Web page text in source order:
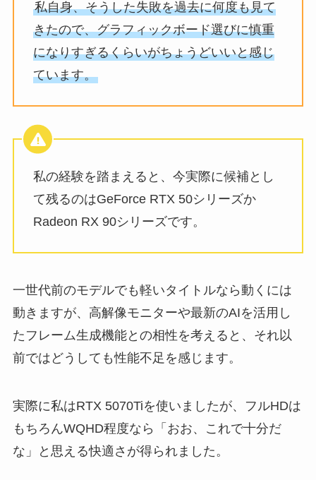
私自身、そうした失敗を過去に何度も見て
きたので、グラフィックボード選びに慎重
になりすぎるくらいがちょうどいいと感じ
ています。
私の経験を踏まえると、今実際に候補とし
て残るのはGeForce RTX 50シリーズか
Radeon RX 90シリーズです。
一世代前のモデルでも軽いタイトルなら動くには
動きますが、高解像モニターや最新のAIを活用し
たフレーム生成機能との相性を考えると、それ以
前ではどうしても性能不足を感じます。
実際に私はRTX 5070Tiを使いましたが、フルHDは
もちろんWQHD程度なら「おお、これで十分だ
な」と思える快適さが得られました。